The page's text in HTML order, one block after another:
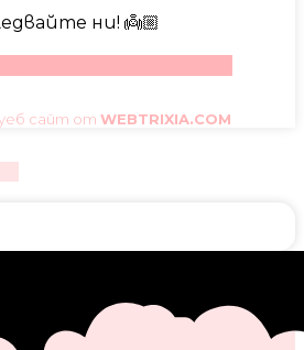
ни! 👼🏼
сайт от WEBTRIXIA.COM